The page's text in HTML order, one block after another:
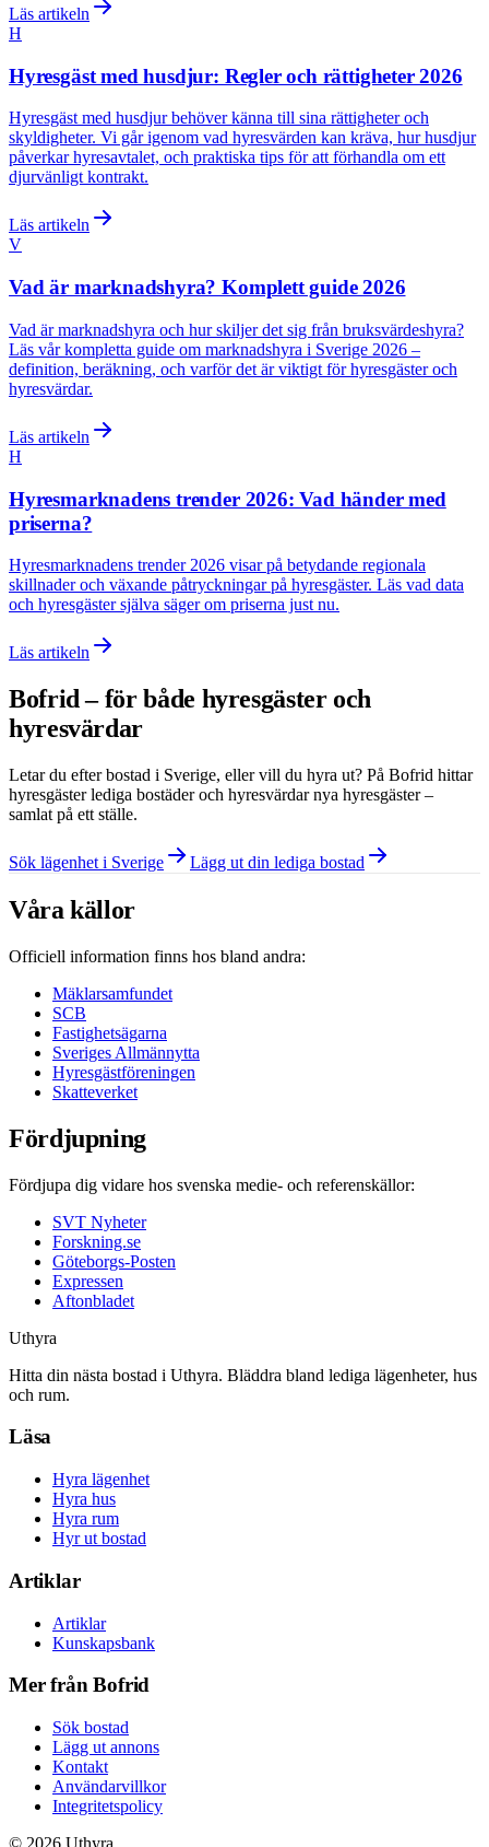
Läs artikeln
H
Hyresgäst med husdjur: Regler och rättigheter 2026
Hyresgäst med husdjur behöver känna till sina rättigheter och
skyldigheter. Vi går igenom vad hyresvärden kan kräva, hur husdjur
påverkar hyresavtalet, och praktiska tips för att förhandla om ett
djurvänligt kontrakt.
Läs artikeln
V
Vad är marknadshyra? Komplett guide 2026
Vad är marknadshyra och hur skiljer det sig från bruksvärdeshyra?
Läs vår kompletta guide om marknadshyra i Sverige 2026 –
definition, beräkning, och varför det är viktigt för hyresgäster och
hyresvärdar.
Läs artikeln
H
Hyresmarknadens trender 2026: Vad händer med
priserna?
Hyresmarknadens trender 2026 visar på betydande regionala
skillnader och växande påtryckningar på hyresgäster. Läs vad data
och hyresgäster själva säger om priserna just nu.
Läs artikeln
Bofrid – för både hyresgäster och
hyresvärdar
Letar du efter bostad i Sverige, eller vill du hyra ut? På Bofrid hittar
hyresgäster lediga bostäder och hyresvärdar nya hyresgäster –
samlat på ett ställe.
Sök lägenhet i Sverige Lägg ut din lediga bostad
Våra källor
Officiell information finns hos bland andra:
Mäklarsamfundet
SCB
Fastighetsägarna
Sveriges Allmännytta
Hyresgästföreningen
Skatteverket
Fördjupning
Fördjupa dig vidare hos svenska medie- och referenskällor:
SVT Nyheter
Forskning.se
Göteborgs-Posten
Expressen
Aftonbladet
Uthyra
Hitta din nästa bostad i Uthyra. Bläddra bland lediga lägenheter, hus
och rum.
Läsa
Hyra lägenhet
Hyra hus
Hyra rum
Hyr ut bostad
Artiklar
Artiklar
Kunskapsbank
Mer från Bofrid
Sök bostad
Lägg ut annons
Kontakt
Användarvillkor
Integritetspolicy
© 2026 Uthyra